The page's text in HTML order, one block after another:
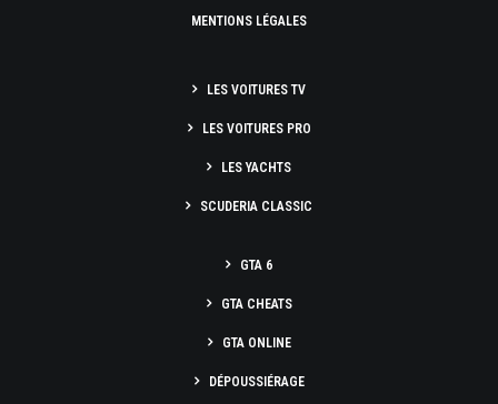
MENTIONS LÉGALES
LES VOITURES TV
LES VOITURES PRO
LES YACHTS
SCUDERIA CLASSIC
GTA 6
GTA CHEATS
GTA ONLINE
DÉPOUSSIÉRAGE